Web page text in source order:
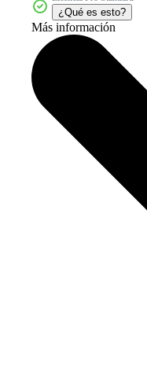
¿Qué es esto?
Más información